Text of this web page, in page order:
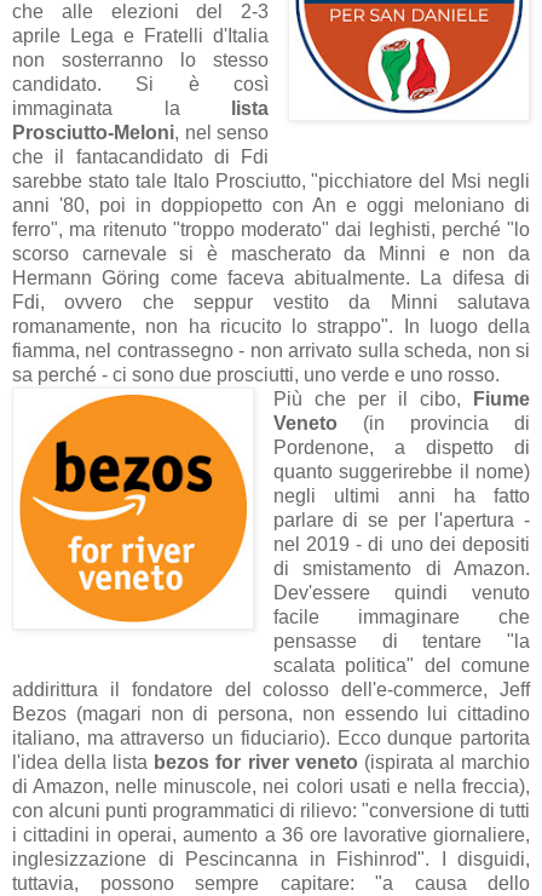
che alle elezioni del 2-3
aprile Lega e Fratelli d'Italia
non sosterranno lo stesso
candidato. Si è così
immaginata la
lista
Prosciutto-Meloni, nel senso
che il fantacandidato di Fdi
sarebbe stato tale Italo Prosciutto, "picchiatore del Msi negli
anni '80, poi in doppiopetto con An e oggi meloniano di
ferro", ma ritenuto "troppo moderato" dai leghisti, perché "lo
scorso carnevale si è mascherato da Minni e non da
Hermann Göring come faceva abitualmente. La difesa di
Fdi, ovvero che seppur vestito da Minni salutava
romanamente, non ha ricucito lo strappo". In luogo della
fiamma, nel contrassegno - non arrivato sulla scheda, non si
sa perché - ci sono due prosciutti, uno verde e uno rosso.
Più che per il cibo,
Fiume
Veneto (in provincia di
Pordenone, a dispetto di
quanto suggerirebbe il nome)
negli ultimi anni ha fatto
parlare di se per l'apertura -
nel 2019 - di uno dei depositi
di smistamento di Amazon.
Dev'essere quindi venuto
facile immaginare che
pensasse di tentare "la
scalata politica" del comune
addirittura il fondatore del colosso dell'e-commerce, Jeff
Bezos (magari non di persona, non essendo lui cittadino
italiano, ma attraverso un fiduciario). Ecco dunque partorita
l'idea della lista bezos for river veneto (ispirata al marchio
di Amazon, nelle minuscole, nei colori usati e nella freccia),
con alcuni punti programmatici di rilievo: "conversione di tutti
i cittadini in operai, aumento a 36 ore lavorative giornaliere,
inglesizzazione di Pescincanna in Fishinrod". I disguidi,
tuttavia, possono sempre capitare: "a causa dello